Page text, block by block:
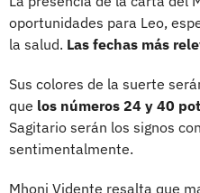
oportunidades para Leo,
la salud. Las fechas más
Sus colores de la suerte
que los números 24 y 40
Sagitario serán los signos
sentimentalmente.
Mhoni Vidente resalta que